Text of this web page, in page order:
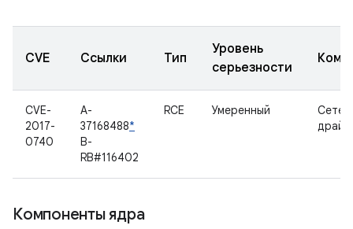
CVE Ссылки Тип
Уровень
серьезности
CVE-
2017-
0740
A-
37168488*
B-
RB#116402
RCE Умеренный
Компоненты ядра